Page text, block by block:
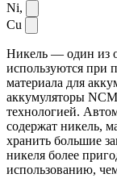
Ni,
Cu
Никель — один из
используются при
материала для
аккумуляторы
технологией.
содержат никель,
хранить большие
никеля более
использованию,